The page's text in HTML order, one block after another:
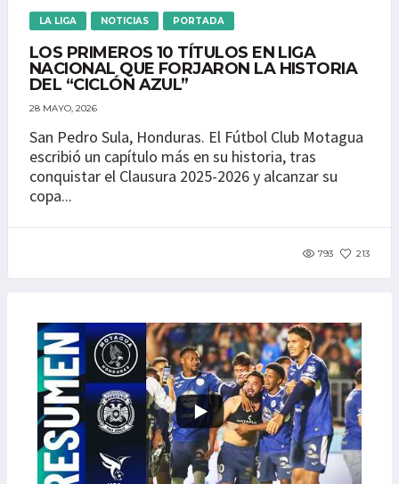
LA LIGA NOTICIAS PORTADA
LOS PRIMEROS 10 TÍTULOS EN LIGA
NACIONAL QUE FORJARON LA HISTORIA
DEL “CICLÓN AZUL”
28 MAYO, 2026
San Pedro Sula, Honduras. El Fútbol Club Motagua
escribió un capítulo más en su historia, tras
conquistar el Clausura 2025-2026 y alcanzar su
copa...
793 213